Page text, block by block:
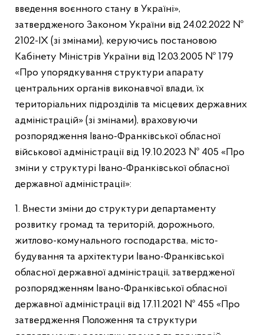
введення воєнного стану в Україні»,
затвердженого Законом України від 24.02.2022 №
2102-ІХ (зі змінами), керуючись постановою
Кабінету Міністрів України від 12.03.2005 № 179
«Про упорядкування структури апарату
центральних органів виконавчої влади, їх
територіальних підрозділів та місцевих державних
адміністрацій» (зі змінами), враховуючи
розпорядження Івано-Франківської обласної
військової адміністрації від 19.10.2023 № 405 «Про
зміни у структурі Івано-Франківської обласної
державної адміністрації»:
1. Внести зміни до структури департаменту
розвитку громад та територій, дорожнього,
житлово-комунального господарства, місто-
будування та архітектури Івано-Франківської
обласної державної адміністрації, затвердженої
розпорядженням Івано-Франківської обласної
державної адміністрації від 17.11.2021 № 455 «Про
затвердження Положення та структури